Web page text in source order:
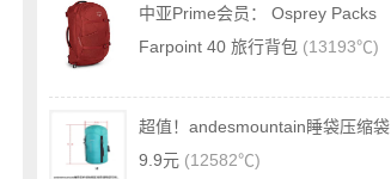
中亚Prime会员： Osprey Packs
Farpoint 40 旅行背包 (13193℃)
超值！andesmountain睡袋压缩袋
9.9元 (12582℃)